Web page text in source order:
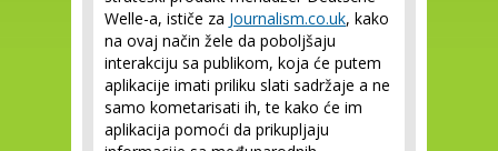
Welle-a, ističe za Journalism.co.uk, kako
na ovaj način žele da poboljšaju
interakciju sa publikom, koja će putem
aplikacije imati priliku slati sadržaje a ne
samo kometarisati ih, te kako će im
aplikacija pomoći da prikupljaju